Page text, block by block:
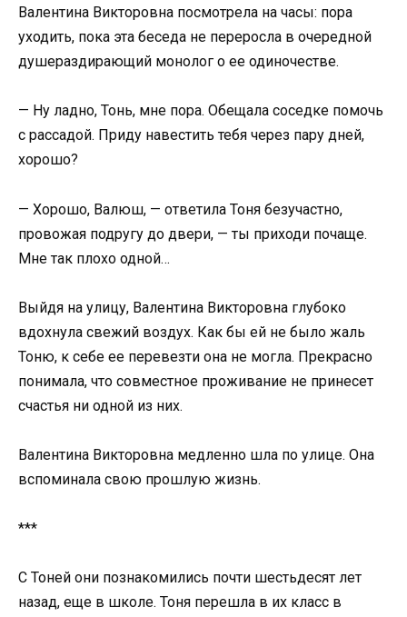
Валентина Викторовна посмотрела на часы: пора
уходить, пока эта беседа не переросла в очередной
душераздирающий монолог о ее одиночестве.
— Ну ладно, Тонь, мне пора. Обещала соседке помочь
с рассадой. Приду навестить тебя через пару дней,
хорошо?
— Хорошо, Валюш, — ответила Тоня безучастно,
провожая подругу до двери, — ты приходи почаще.
Мне так плохо одной…
Выйдя на улицу, Валентина Викторовна глубоко
вдохнула свежий воздух. Как бы ей не было жаль
Тоню, к себе ее перевезти она не могла. Прекрасно
понимала, что совместное проживание не принесет
счастья ни одной из них.
Валентина Викторовна медленно шла по улице. Она
вспоминала свою прошлую жизнь.
***
С Тоней они познакомились почти шестьдесят лет
назад, еще в школе. Тоня перешла в их класс в